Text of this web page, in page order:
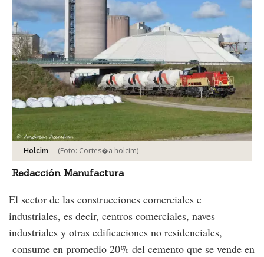
Holcim - (Foto: Cortes�a holcim)
Redacción Manufactura
El sector de las construcciones comerciales e
industriales, es decir, centros comerciales, naves
industriales y otras edificaciones no residenciales,
consume en promedio 20% del cemento que se vende en